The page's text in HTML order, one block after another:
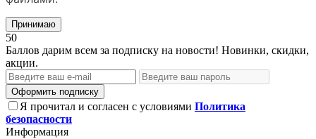
Принимаю
50
Баллов дарим всем за подписку на новости! Новинки, скидки,
акции.
Оформить подписку
Я прочитал и согласен с условиями Политика
безопасности
Информация